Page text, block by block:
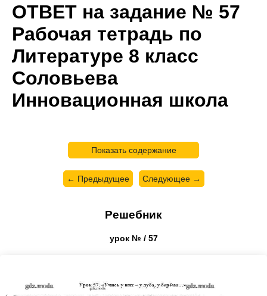
ОТВЕТ на задание № 57
Рабочая тетрадь по
Литературе 8 класс
Соловьева
Инновационная школа
Показать содержание
← Предыдущее Следующее →
Решебник
урок № / 57